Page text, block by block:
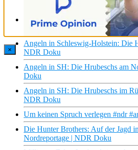
Die Jagd nach den Sternen:
#hamburg #doku #kochen
Angeln in Schleswig-Holstein: Die
NDR Doku
Angeln in SH: Die Hrubeschs am
Doku
Angeln in SH: Die Hrubeschs im
NDR Doku
Um keinen Spruch verlegen #ndr
Die Hunter Brothers: Auf der Jagd
Nordreportage | NDR Doku
×